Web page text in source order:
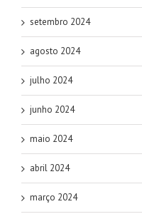
setembro 2024
agosto 2024
julho 2024
junho 2024
maio 2024
abril 2024
março 2024